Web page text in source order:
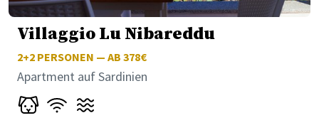
Villaggio Lu Nibareddu
2+2 PERSONEN — AB 378€
Apartment auf Sardinien